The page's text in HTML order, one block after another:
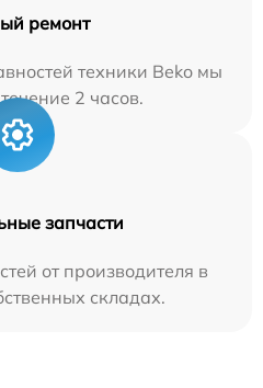
ремонт
техники Beko мы
2 часов.
запчасти
от производителя в
складах.